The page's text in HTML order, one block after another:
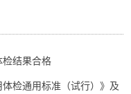
检结果合格
检通用标准（试行）》及